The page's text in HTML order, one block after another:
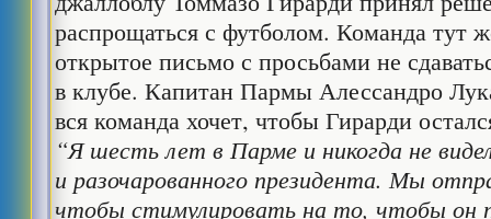
распрощаться с футболом. Команда тут
открытое письмо с просьбами не
в клубе. Капитан Пармы Алессандро
вся команда хочет, чтобы Гирарди
“Я шесть лет в Парме и никогда не
и разочарованного президента. Мы
чтобы стимулировать на то, чтобы он